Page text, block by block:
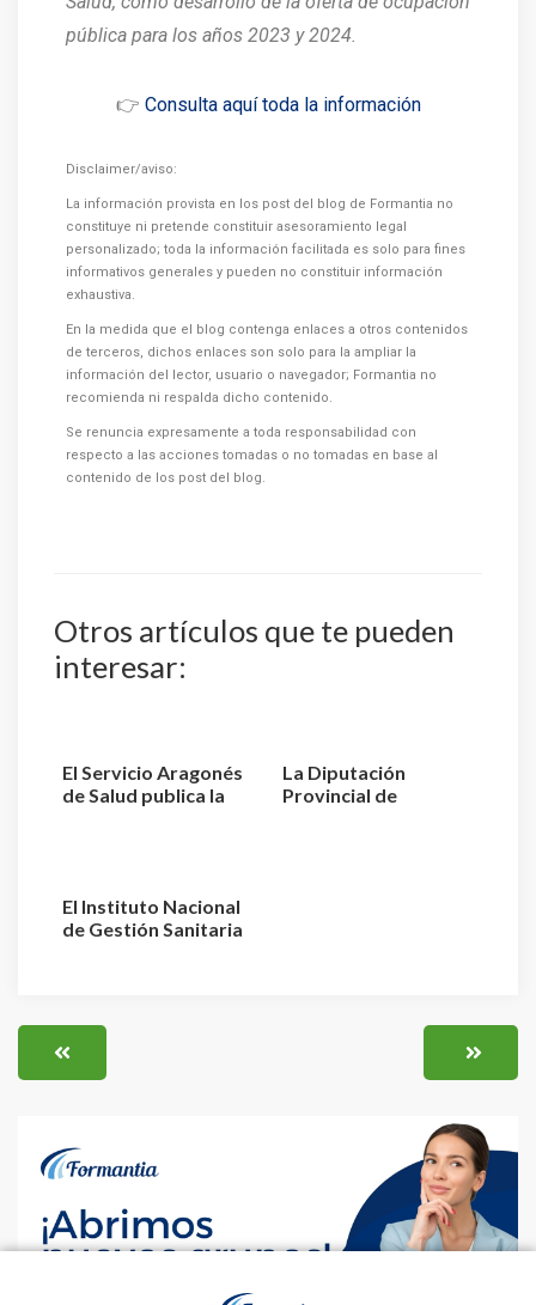
pública para los años 2023 y 2024.
👉 Consulta aquí toda la información
Disclaimer/aviso:
La información provista en los post del blog de Formantia no
constituye ni pretende constituir asesoramiento legal
personalizado; toda la información facilitada es solo para fines
informativos generales y pueden no constituir información
exhaustiva.
En la medida que el blog contenga enlaces a otros contenidos
de terceros, dichos enlaces son solo para la ampliar la
información del lector, usuario o navegador; Formantia no
recomienda ni respalda dicho contenido.
Se renuncia expresamente a toda responsabilidad con
respecto a las acciones tomadas o no tomadas en base al
contenido de los post del blog.
Otros artículos que te pueden
interesar:
El Servicio Aragonés
de Salud publica la
La Diputación
Provincial de
El Instituto Nacional
de Gestión Sanitaria